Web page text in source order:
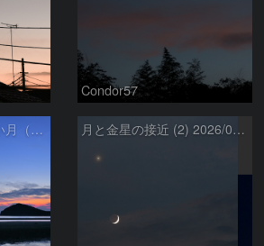
Condor57
金星、レグレス、細い月（７月１６日） 月と金星の接近 (2) 2026/07/17